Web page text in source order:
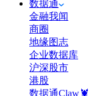
数据通
金融我闻
商圈
地缘图志
企业数据库
沪深股市
港股
数据通Claw🦞